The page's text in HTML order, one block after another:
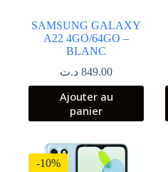
SAMSUNG GALAXY
A22 4GO/64GO –
BLANC
849.00 د.ت
Ajouter au
panier
-10%